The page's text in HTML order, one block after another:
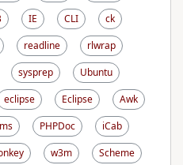
IE CLI
ck
readline
rlwrap
sysprep
Ubuntu
eclipse Eclipse
Awk
PHPDoc
iCab
w3m
Scheme